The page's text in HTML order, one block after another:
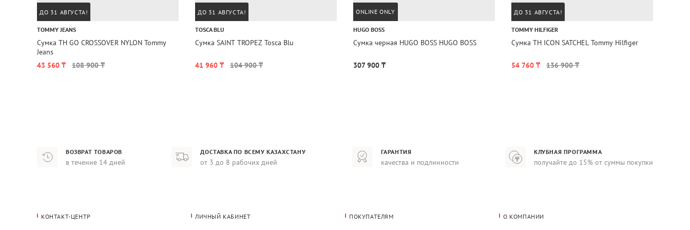
ДО 31 АВГУСТА!
TOMMY JEANS
Сумка TH GO CROSSOVER NYLON Tommy
Jeans
43 560 ₸
108 900 ₸
ДО 31 АВГУСТА!
TOSCA BLU
Сумка SAINT TROPEZ Tosca Blu
41 960 ₸ 104 900 ₸
ONLINE ONLY
HUGO BOSS
Сумка черная HUGO BOSS HUGO BOSS
307 900 ₸
ДО 31 АВГУСТА!
TOMMY HILFIGER
Сумка TH ICON SATCHEL Tommy Hilfiger
54 760 ₸ 136 900 ₸
ВОЗВРАТ ТОВАРОВ
в течение 14 дней
ДОСТАВКА ПО ВСЕМУ КАЗАХСТАНУ
от 3 до 8 рабочих дней
ГАРАНТИЯ
качества и подлинности
КЛУБНАЯ ПРОГРАММА
получайте до 15% от суммы покупки
КОНТАКТ-ЦЕНТР ЛИЧНЫЙ КАБИНЕТ ПОКУПАТЕЛЯМ О КОМПАНИИ